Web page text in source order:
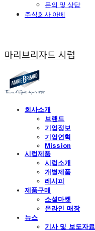
문의 및 상담
주식회사 아베
마리브리자드 시럽
회사소개
브랜드
기업정보
기업연혁
Mission
시럽제품
시럽소개
개별제품
레시피
제품구매
소셜마켓
온라인 매장
뉴스
기사 및 보도자료